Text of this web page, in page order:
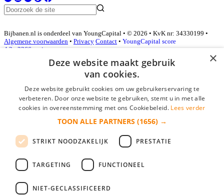
Bijbanen.nl is onderdeel van YoungCapital • © 2026 • KvK nr: 34330199 •
Algemene voorwaarden • Privacy Contact • YoungCapital score
4.3 - 3366 reviews
Inloggen als bedrijf
*
login gegevens onthouden
login
Bedrijf aanmelden
×
Deze website maakt gebruik
van cookies.
Deze website gebruikt cookies om uw gebruikerservaring te
verbeteren. Door onze website te gebruiken, stemt u in met alle
cookies in overeenstemming met ons Cookiebeleid. Lees verder
TOON ALLE PARTNERS (1656) →
STRIKT NOODZAKELIJK PRESTATIE
TARGETING FUNCTIONEEL
NIET-GECLASSIFICEERD